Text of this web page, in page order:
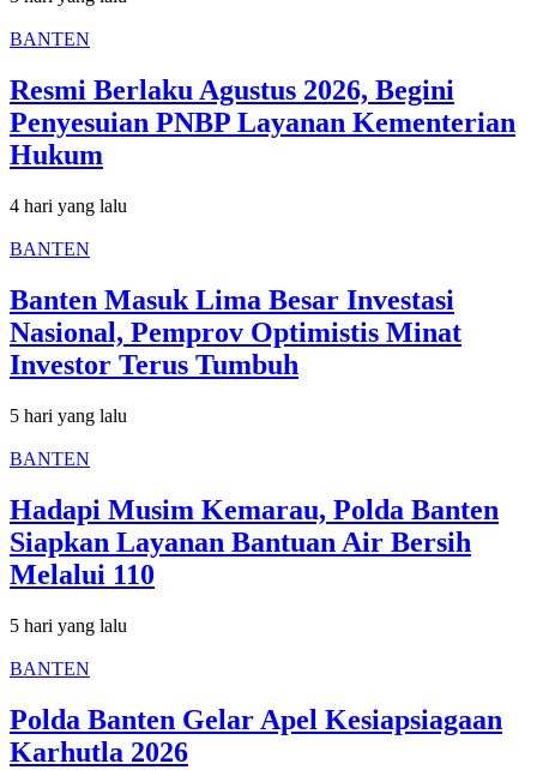
BANTEN
Resmi Berlaku Agustus 2026, Begini
Penyesuian PNBP Layanan Kementerian
Hukum
4 hari yang lalu
BANTEN
Banten Masuk Lima Besar Investasi
Nasional, Pemprov Optimistis Minat
Investor Terus Tumbuh
5 hari yang lalu
BANTEN
Hadapi Musim Kemarau, Polda Banten
Siapkan Layanan Bantuan Air Bersih
Melalui 110
5 hari yang lalu
BANTEN
Polda Banten Gelar Apel Kesiapsiagaan
Karhutla 2026